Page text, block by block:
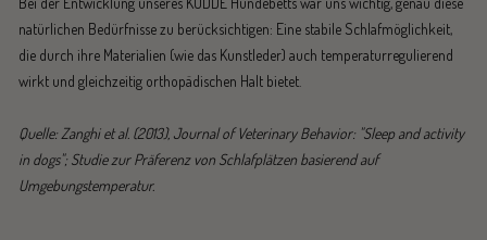
natürlichen Bedürfnisse zu berücksichtigen: Eine stabile Schlafmöglichkeit,
die durch ihre Materialien (wie das Kunstleder) auch temperaturregulierend
wirkt und gleichzeitig orthopädischen Halt bietet.
Quelle: Zanghi et al. (2013), Journal of Veterinary Behavior: "Sleep and activity
in dogs"; Studie zur Präferenz von Schlafplätzen basierend auf
Umgebungstemperatur.